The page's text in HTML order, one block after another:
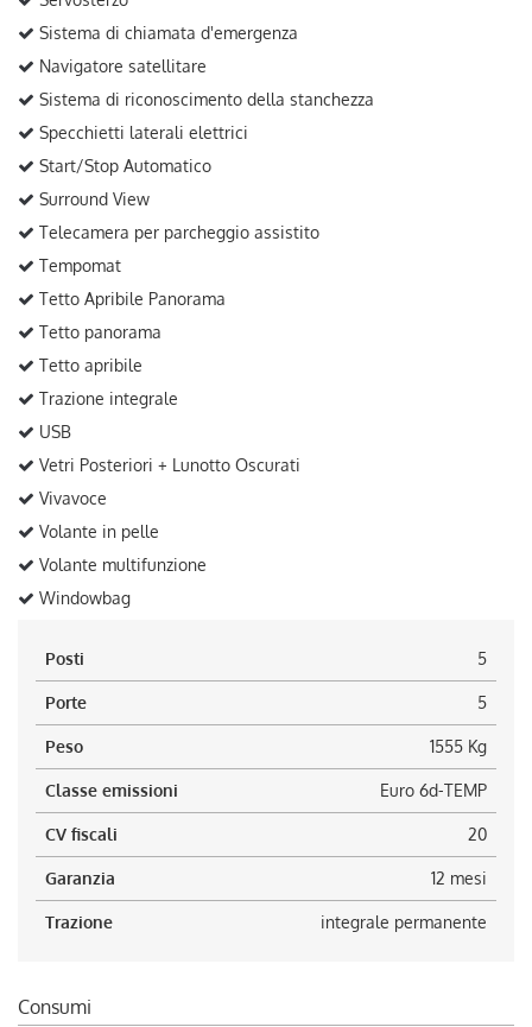
Sistema di chiamata d'emergenza
Navigatore satellitare
Sistema di riconoscimento della stanchezza
Specchietti laterali elettrici
Start/Stop Automatico
Surround View
Telecamera per parcheggio assistito
Tempomat
Tetto Apribile Panorama
Tetto panorama
Tetto apribile
Trazione integrale
USB
Vetri Posteriori + Lunotto Oscurati
Vivavoce
Volante in pelle
Volante multifunzione
Windowbag
Posti 5
Porte 5
Peso 1555 Kg
Classe emissioni Euro 6d-TEMP
CV fiscali 20
Garanzia 12 mesi
Trazione integrale permanente
Consumi